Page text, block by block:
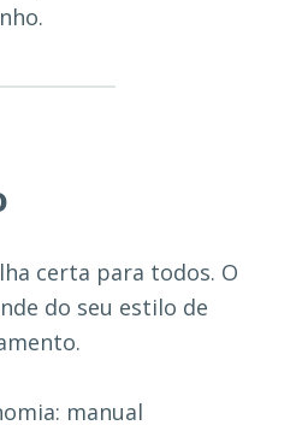
certa para todos. O
do seu estilo de
manual